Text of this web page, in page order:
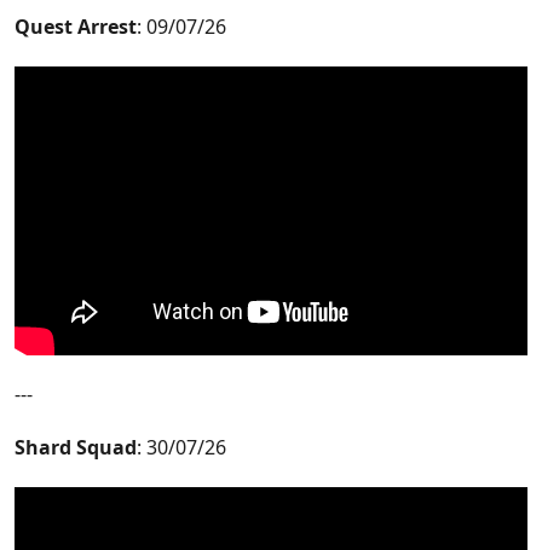
Quest Arrest: 09/07/26
---
Shard Squad: 30/07/26